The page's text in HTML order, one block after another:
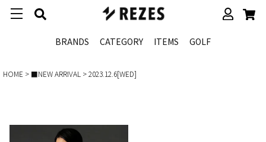
BRANDS CATEGORY ITEMS GOLF
HOME ■NEW ARRIVAL 2023.12.6[WED]